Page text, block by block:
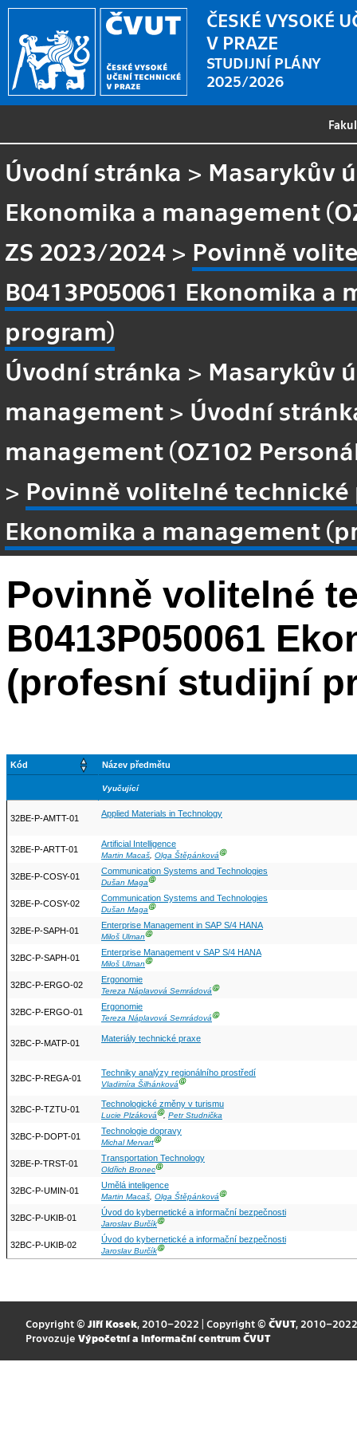
ČESKÉ VYSOKÉ
V PRAZE
STUDIJNÍ PLÁNY
2025/2026
Úvodní stránka > Masarykův
Ekonomika a management
ZS 2023/2024 > Povinně
B0413P050061 Ekonomika
program)
Úvodní stránka > Masarykův
management > Úvodní
management (OZ102
> Povinně volitelné
Ekonomika a management
Povinně volitelné
B0413P050061
(profesní studijní
Kód Název předmětu
Vyučující
32BE-P-AMTT-01 Applied Materials in Technology
32BE-P-ARTT-01
Artificial Intelligence
Martin Macaš, Olga ŠtěpánkováⒼ
32BE-P-COSY-01
Communication Systems and Technologies
Dušan MagaⒼ
32BE-P-COSY-02
Communication Systems and Technologies
Dušan MagaⒼ
32BE-P-SAPH-01
Enterprise Management in SAP S/4 HANA
Miloš UlmanⒼ
32BC-P-SAPH-01
Enterprise Management v SAP S/4 HANA
Miloš UlmanⒼ
32BC-P-ERGO-02
Ergonomie
Tereza Náplavová SemrádováⒼ
32BC-P-ERGO-01
Ergonomie
Tereza Náplavová SemrádováⒼ
32BC-P-MATP-01 Materiály technické praxe
32BC-P-REGA-01
Techniky analýzy regionálního prostředí
Vladimíra ŠilhánkováⒼ
32BC-P-TZTU-01
Technologické změny v turismu
Lucie PlzákováⒼ, Petr Studnička
32BC-P-DOPT-01
Technologie dopravy
Michal MervartⒼ
32BE-P-TRST-01
Transportation Technology
Oldřich BronecⒼ
32BC-P-UMIN-01
Umělá inteligence
Martin Macaš, Olga ŠtěpánkováⒼ
32BC-P-UKIB-01
Úvod do kybernetické a informační bezpečnosti
Jaroslav BurčíkⒼ
32BC-P-UKIB-02
Úvod do kybernetické a informační bezpečnosti
Jaroslav BurčíkⒼ
Copyright © Jiří Kosek, 2010–2022 | Copyright © ČVUT, 2010–2022
Provozuje Výpočetní a informační centrum ČVUT